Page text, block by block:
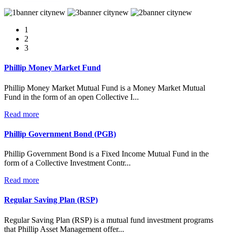
1
2
3
Phillip Money Market Fund
Phillip Money Market Mutual Fund is a Money Market Mutual
Fund in the form of an open Collective I...
Read more
Phillip Government Bond (PGB)
Phillip Government Bond is a Fixed Income Mutual Fund in the
form of a Collective Investment Contr...
Read more
Regular Saving Plan (RSP)
Regular Saving Plan (RSP) is a mutual fund investment programs
that Phillip Asset Management offer...